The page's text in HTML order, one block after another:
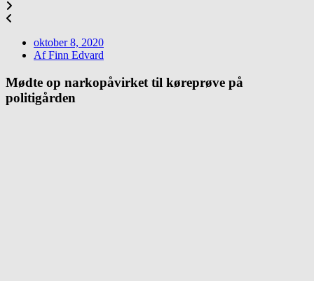
oktober 8, 2020
AfFinn Edvard
Mødte op narkopåvirket til køreprøve på
politigården